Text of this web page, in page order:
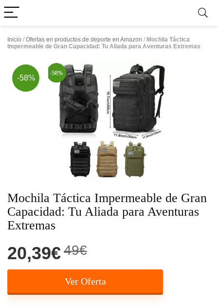
Inicio / Ofertas en productos de deporte en Amazon / Mochila Táctica
Impermeable de Gran Capacidad: Tu Aliada para Aventuras Extremas
-58%
Mochila Táctica Impermeable de Gran
Capacidad: Tu Aliada para Aventuras
Extremas
20,39€49€
Ver Oferta